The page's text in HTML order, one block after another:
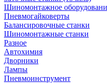
Шиномонтажное
Пневмогайковерты
Балансировочные станки
Шиномонтажные станки
Разное
Автохимия
Дворники
Лампы
Пневмоинструмент